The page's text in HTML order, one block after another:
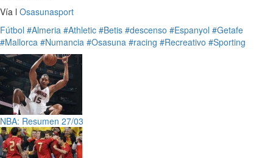
Vía l Osasunasport
Fútbol #Almeria #Athletic #Betis #descenso #Espanyol #Getafe
#Mallorca #Numancia #Osasuna #racing #Recreativo #Sporting
NBA: Resumen 27/03